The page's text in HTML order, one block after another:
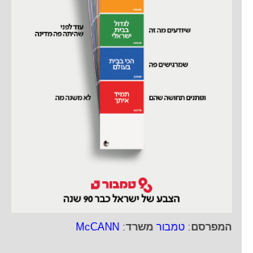
המפרסם: טמבור משרד:
McCANN